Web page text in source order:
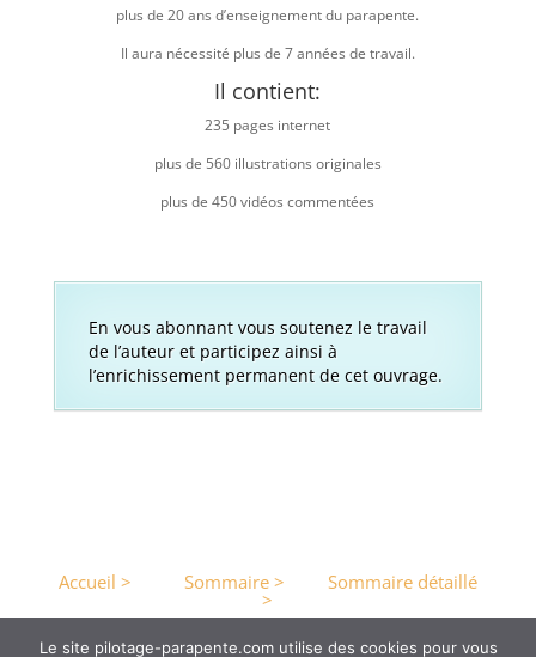
plus de 20 ans d’enseignement du parapente.
Il aura nécessité plus de 7 années de travail.
Il contient:
235 pages internet
plus de 560 illustrations originales
plus de 450 vidéos commentées
En vous abonnant vous soutenez le travail
de l’auteur et participez ainsi à
l’enrichissement permanent de cet ouvrage.
Accueil > Sommaire > Sommaire détaillé
>
Le site pilotage-parapente.com utilise des cookies pour vous